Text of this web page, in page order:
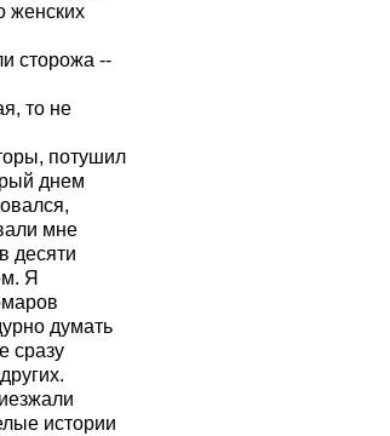
женских
сторожа --
то не
потушил
днем
мне
десяти
Я
думать
сразу
истории